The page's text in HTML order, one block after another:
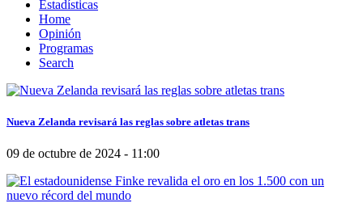
Estadísticas
Home
Opinión
Programas
Search
Nueva Zelanda revisará las reglas sobre atletas trans
09 de octubre de 2024 - 11:00